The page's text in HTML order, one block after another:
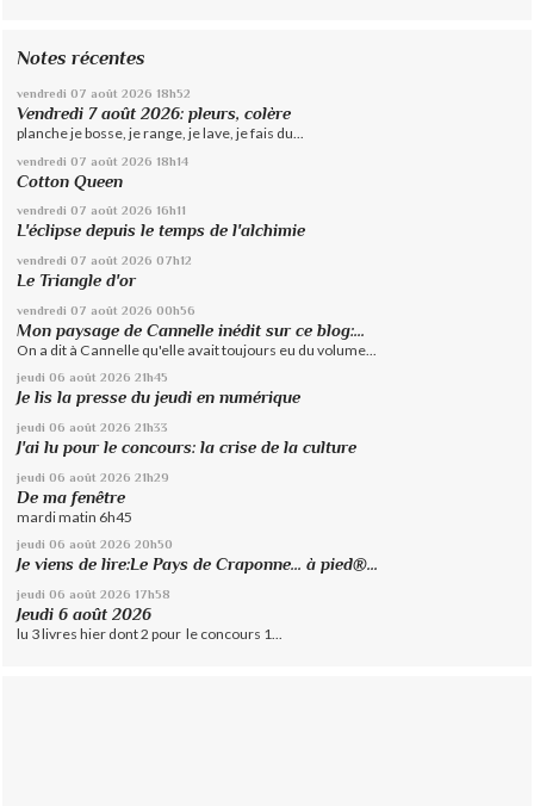
Notes récentes
vendredi 07 août 2026 18h52
Vendredi 7 août 2026: pleurs, colère
planche je bosse, je range, je lave, je fais du...
vendredi 07 août 2026 18h14
Cotton Queen
vendredi 07 août 2026 16h11
L'éclipse depuis le temps de l'alchimie
vendredi 07 août 2026 07h12
Le Triangle d'or
vendredi 07 août 2026 00h56
Mon paysage de Cannelle inédit sur ce blog:...
On a dit à Cannelle qu'elle avait toujours eu du volume...
jeudi 06 août 2026 21h45
Je lis la presse du jeudi en numérique
jeudi 06 août 2026 21h33
J'ai lu pour le concours: la crise de la culture
jeudi 06 août 2026 21h29
De ma fenêtre
mardi matin 6h45
jeudi 06 août 2026 20h50
Je viens de lire:Le Pays de Craponne... à pied®...
jeudi 06 août 2026 17h58
Jeudi 6 août 2026
lu 3 livres hier dont 2 pour le concours 1...